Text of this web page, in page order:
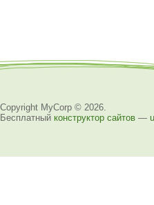
Copyright MyCorp © 2026
Бесплатный конструктор сайтов —